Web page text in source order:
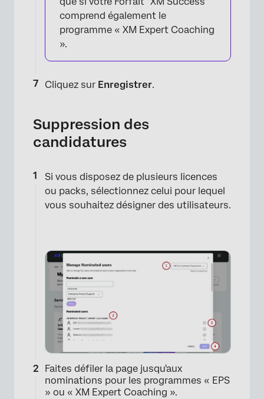
comprend également le
programme « XM Expert Coaching
».
Cliquez sur Enregistrer.
Suppression des
candidatures
Si vous disposez de plusieurs licences
ou packs, sélectionnez celui pour lequel
vous souhaitez désigner des utilisateurs.
Faites défiler la page jusqu'aux
nominations pour les programmes « EPS
» ou « XM Expert Coaching ».